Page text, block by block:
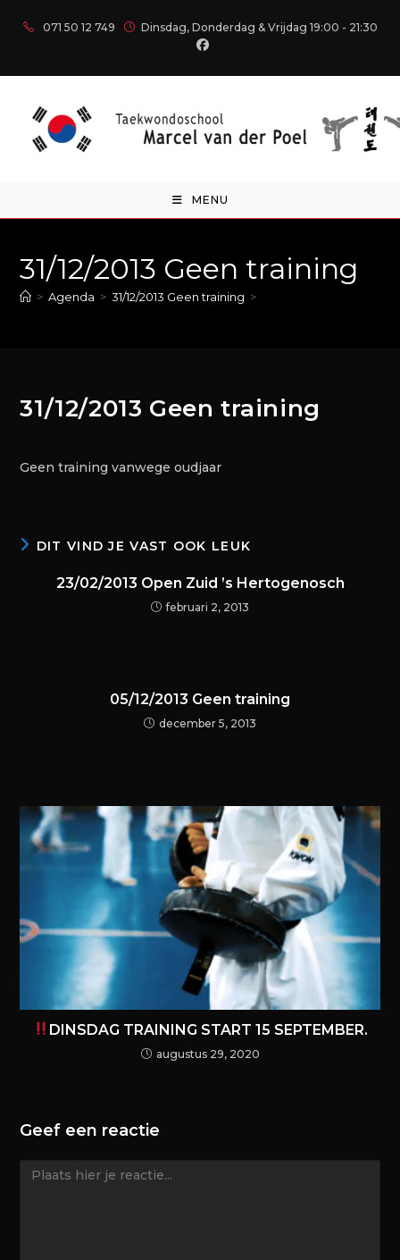
071 50 12 749 Dinsdag, Donderdag & Vrijdag 19:00 - 21:30
MENU
31/12/2013 Geen training
> Agenda > 31/12/2013 Geen training >
31/12/2013 Geen training
Geen training vanwege oudjaar
DIT VIND JE VAST OOK LEUK
23/02/2013 Open Zuid ’s Hertogenosch
februari 2, 2013
05/12/2013 Geen training
december 5, 2013
DINSDAG TRAINING START 15 SEPTEMBER.
augustus 29, 2020
Geef een reactie